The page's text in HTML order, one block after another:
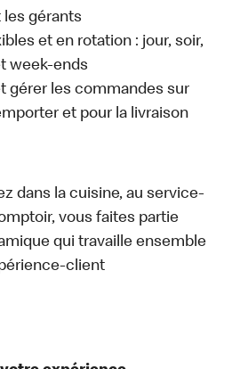
les gérants
et en rotation : jour, soir,
week-ends
gérer les commandes sur
et pour la livraison
dans la cuisine, au service-
vous faites partie
qui travaille ensemble
client